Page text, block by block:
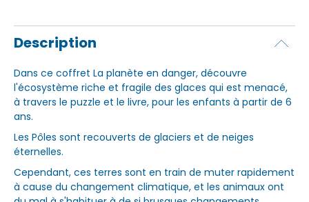
Description
Dans ce coffret La planète en danger, découvre
l'écosystème riche et fragile des glaces qui est menacé,
à travers le puzzle et le livre, pour les enfants à partir de 6
ans.
Les Pôles sont recouverts de glaciers et de neiges
éternelles.
Cependant, ces terres sont en train de muter rapidement
à cause du changement climatique, et les animaux ont